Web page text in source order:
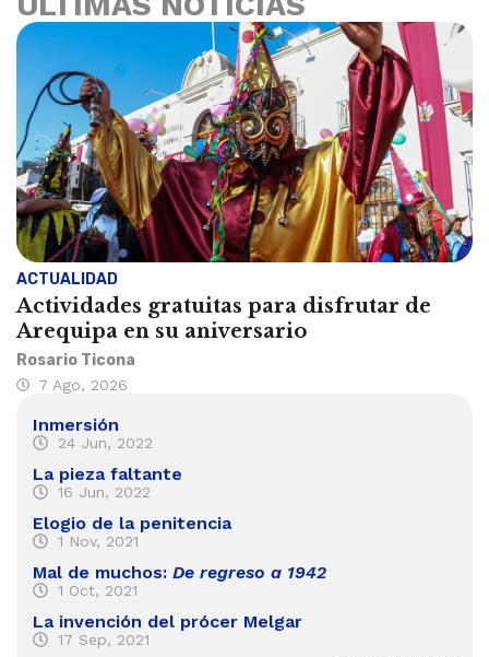
ACTUALIDAD
Actividades gratuitas para disfrutar de
Arequipa en su aniversario
Rosario Ticona
7 Ago, 2026
Inmersión
24 Jun, 2022
La pieza faltante
16 Jun, 2022
Elogio de la penitencia
1 Nov, 2021
Mal de muchos: De regreso a 1942
1 Oct, 2021
La invención del prócer Melgar
17 Sep, 2021